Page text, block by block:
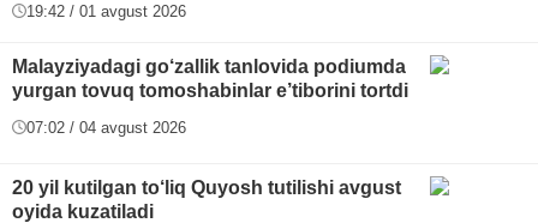
19:42 / 01 avgust 2026
Malayziyadagi go‘zallik tanlovida podiumda
yurgan tovuq tomoshabinlar e’tiborini tortdi
07:02 / 04 avgust 2026
20 yil kutilgan to‘liq Quyosh tutilishi avgust
oyida kuzatiladi